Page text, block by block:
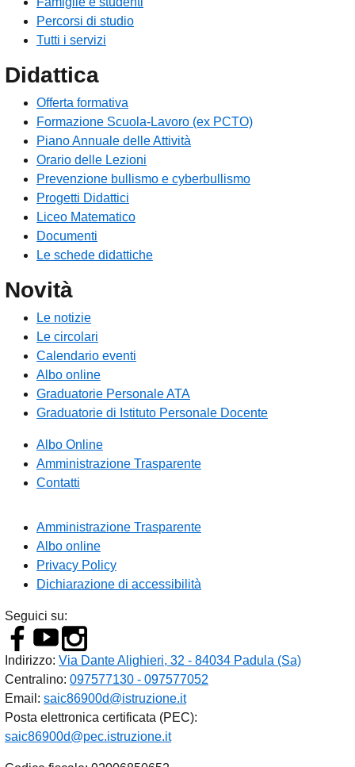
Percorsi di studio
Tutti i servizi
Didattica
Offerta formativa
Formazione Scuola-Lavoro (ex PCTO)
Piano Annuale delle Attività
Orario delle Lezioni
Prevenzione bullismo e cyberbullismo
Progetti Didattici
Liceo Matematico
Documenti
Le schede didattiche
Novità
Le notizie
Le circolari
Calendario eventi
Albo online
Graduatorie Personale ATA
Graduatorie di Istituto Personale Docente
Albo Online
Amministrazione Trasparente
Contatti
Amministrazione Trasparente
Albo online
Privacy Policy
Dichiarazione di accessibilità
Seguici su:
Indirizzo: Via Dante Alighieri, 32 - 84034 Padula (Sa)
Centralino: 097577130 - 097577052
Email: saic86900d@istruzione.it
Posta elettronica certificata (PEC):
saic86900d@pec.istruzione.it